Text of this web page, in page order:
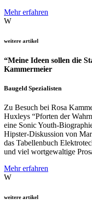
Mehr erfahren
W
weitere artikel
“Meine Ideen sollen die
Kammermeier
Baugeld Spezialisten
Zu Besuch bei Rosa
Huxleys “Pforten der
eine Sonic Youth-
Hipster-Diskussion von
das Tabellenbuch
und viel wortgewaltige
Mehr erfahren
W
weitere artikel